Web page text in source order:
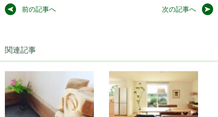
前の記事へ 次の記事へ
関連記事